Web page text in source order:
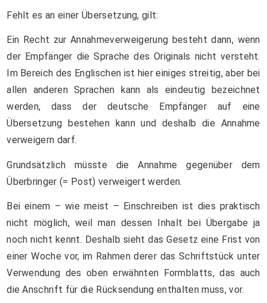
Fehlt es an einer Übersetzung, gilt:
Ein Recht zur Annahmeverweigerung besteht dann, wenn
der Empfänger die Sprache des Originals nicht versteht.
Im Bereich des Englischen ist hier einiges streitig, aber bei
allen anderen Sprachen kann als eindeutig bezeichnet
werden, dass der deutsche Empfänger auf eine
Übersetzung bestehen kann und deshalb die Annahme
verweigern darf.
Grundsätzlich müsste die Annahme gegenüber dem
Überbringer (= Post) verweigert werden.
Bei einem – wie meist – Einschreiben ist dies praktisch
nicht möglich, weil man dessen Inhalt bei Übergabe ja
noch nicht kennt. Deshalb sieht das Gesetz eine Frist von
einer Woche vor, im Rahmen derer das Schriftstück unter
Verwendung des oben erwähnten Formblatts, das auch
die Anschrift für die Rücksendung enthalten muss, vor.